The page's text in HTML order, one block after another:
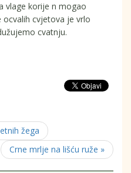
vlage korije n mogao
cvjetova je vrlo
cvatnju.
žega
Crne mrlje na lišću ruže »